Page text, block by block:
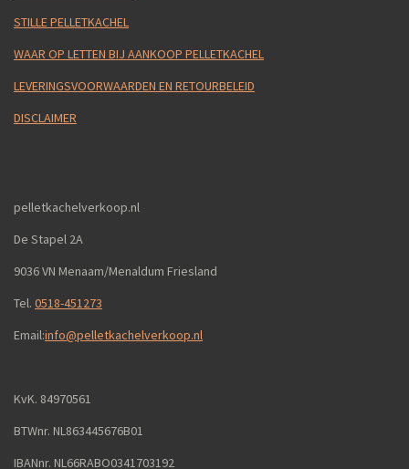
STILLE PELLETKACHEL
WAAR OP LETTEN BIJ AANKOOP PELLETKACHEL
LEVERINGSVOORWAARDEN EN RETOURBELEID
DISCLAIMER
pelletkachelverkoop.nl
De Stapel 2A
9036 VN Menaam/Menaldum Friesland
Tel. 0518-451273
Email:info@pelletkachelverkoop.nl
KvK. 84970561
BTWnr. NL863445676B01
IBANnr. NL66RABO0341703192